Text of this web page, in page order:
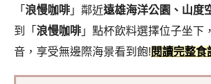
「 浪慢咖啡 」鄰近遠雄海洋公園、山度
到「 浪慢咖啡 」點杯飲料選擇位子坐下
音，享受無邊際海景看到飽! 閱讀完整食